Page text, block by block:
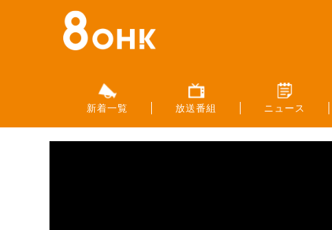
新着一覧 放送番組 ニュース